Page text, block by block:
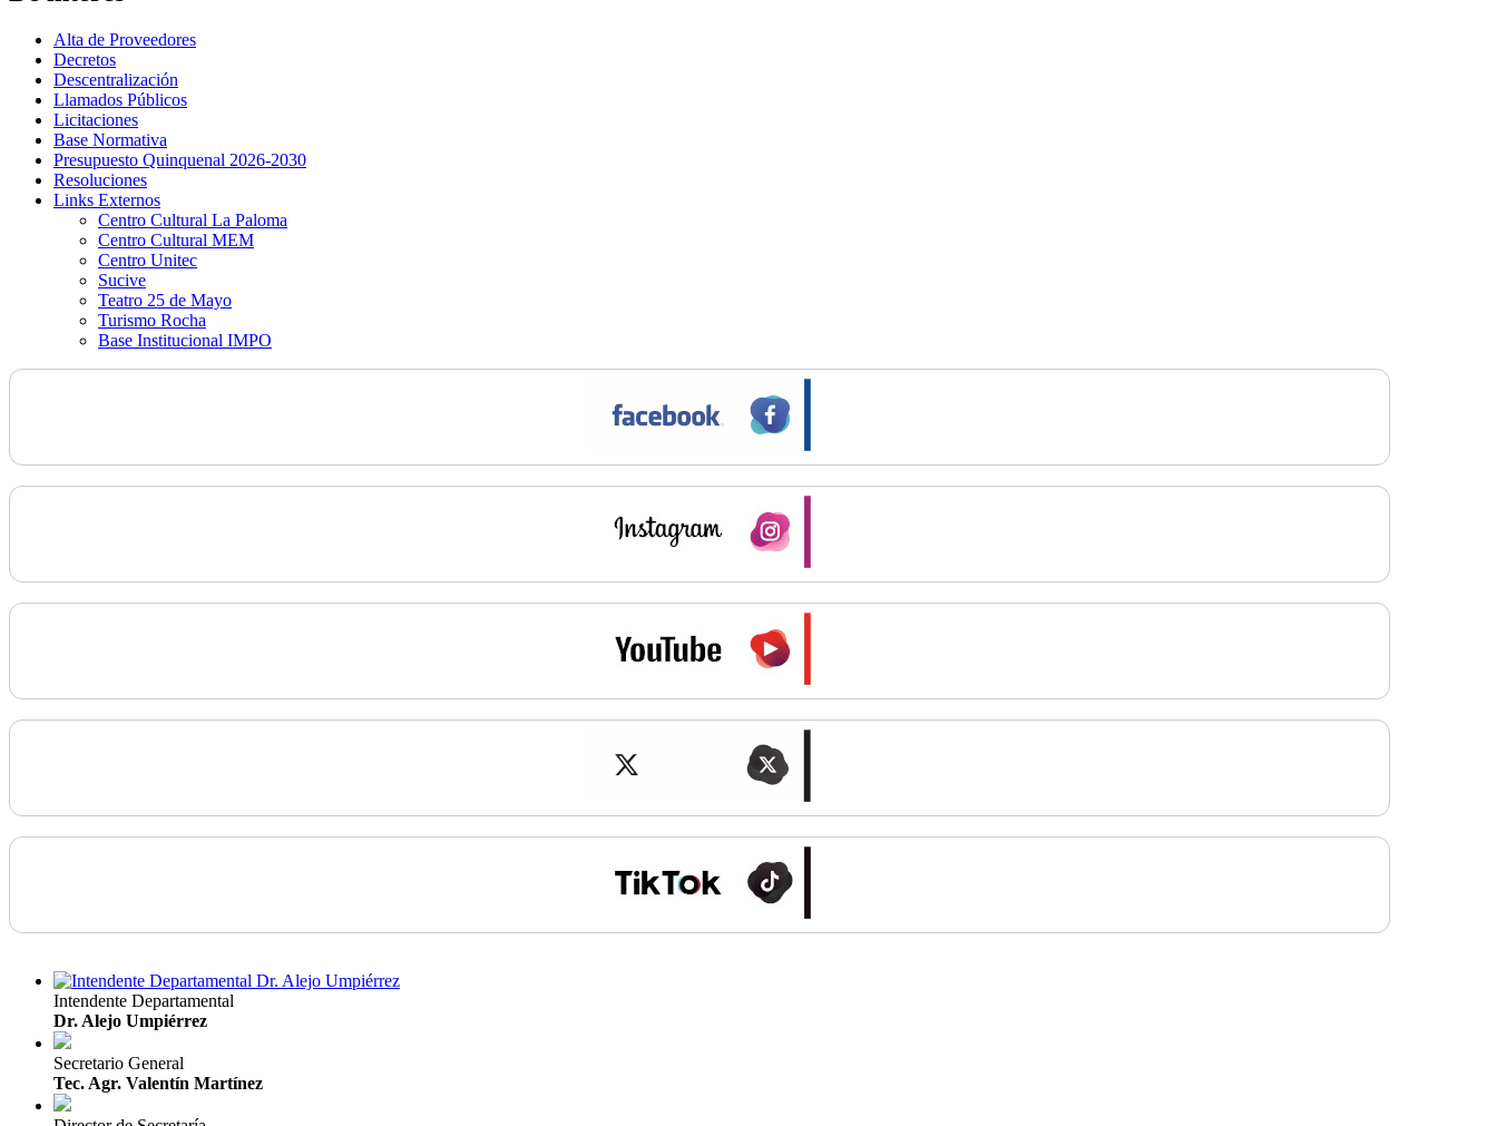
Alta de Proveedores
Decretos
Descentralización
Llamados Públicos
Licitaciones
Base Normativa
Presupuesto Quinquenal 2026-2030
Resoluciones
Links Externos
Centro Cultural La Paloma
Centro Cultural MEM
Centro Unitec
Sucive
Teatro 25 de Mayo
Turismo Rocha
Base Institucional IMPO
Intendente Departamental
Dr. Alejo Umpiérrez
Secretario General
Tec. Agr. Valentín Martínez